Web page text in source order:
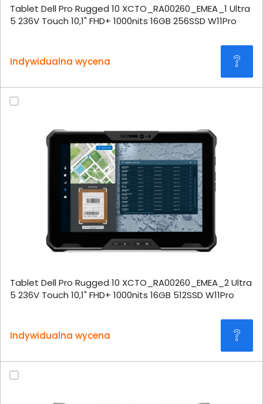
Tablet Dell Pro Rugged 10 XCTO_RA00260_EMEA_1 Ultra
5 236V Touch 10,1" FHD+ 1000nits 16GB 256SSD W11Pro
Indywidualna wycena
Tablet Dell Pro Rugged 10 XCTO_RA00260_EMEA_2 Ultra
5 236V Touch 10,1" FHD+ 1000nits 16GB 512SSD W11Pro
Indywidualna wycena